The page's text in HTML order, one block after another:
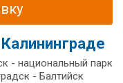
- национальный парк
- Балтийск